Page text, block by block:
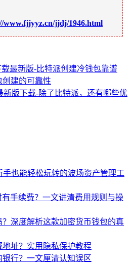
www.fjjyyz.cn/jjdj/1946.html
最新版-比特派创建冷钱包靠谱
创建的可靠性
新版下载-除了比特派，还有哪些优
手也能轻松玩转的波场资产管理工
有手续费？一文讲清费用规则与操
？深度解析这款加密货币钱包的真
地址？实用隐私保护教程
银行？一文厘清认知误区